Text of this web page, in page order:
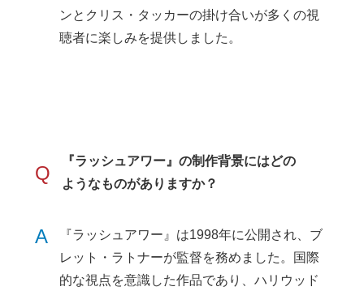
ンとクリス・タッカーの掛け合いが多くの視
聴者に楽しみを提供しました。
Q
『ラッシュアワー』の制作背景にはどの
ようなものがありますか？
A
『ラッシュアワー』は1998年に公開され、ブ
レット・ラトナーが監督を務めました。国際
的な視点を意識した作品であり、ハリウッド